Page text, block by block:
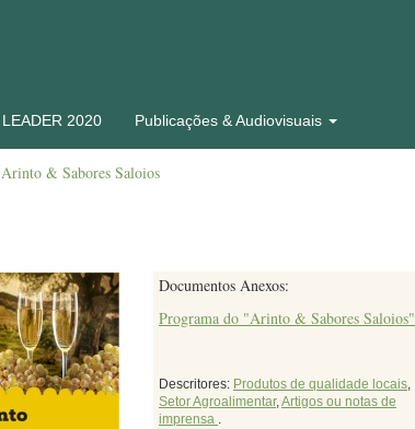
LEADER 2020 Publicações & Audiovisuais
Arinto & Sabores Saloios
Documentos Anexos:
Programa do "Arinto & Sabores Saloios"
Descritores: Produtos de qualidade locais,
Setor Agroalimentar,Artigos ou notas de
imprensa .